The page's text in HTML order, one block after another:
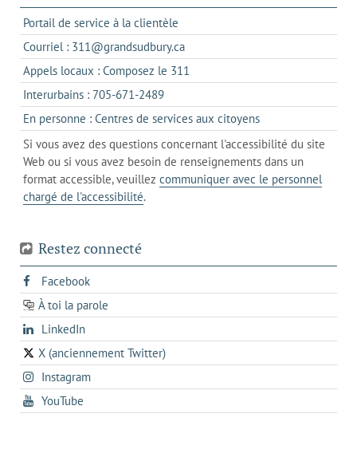
Portail de service à la clientèle
dans
un
nouvel
Courriel : 311@grandsudbury.cas'ouvre
dans
votre
de
messagerie
Appels locaux : Composez le 311
dans
un
client
de
votre
téléphone
Interurbains : 705-671-2489s'ouvre
dans
un
client
de
votre
En personne : Centres de services aux citoyenss'ouvre
dans
l'onglet
actuel
Si vous avez des questions concernant l'accessibilité du site
Web ou si vous avez besoin de renseignements dans un
format accessible, veuillez communiquer avec le personnel
chargé de l'accessibilité.
Restez connecté
Facebooks'ouvre
dans
un
onglet
À toi la parole
opens
in
a
new
tab
LinkedInopens
in
a
new
X (anciennement Twitter)
s'ouvre
dans
un
nouvel
Instagrams'ouvre
dans
un
YouTube
dans